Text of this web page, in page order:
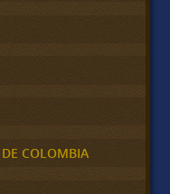
COLOMBIA